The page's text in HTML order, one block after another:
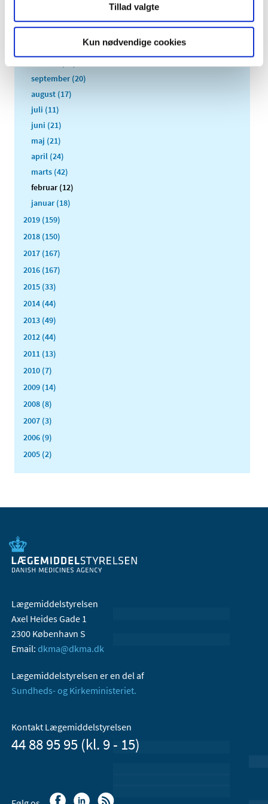
Tillad valgte
Kun nødvendige cookies
december (24)
november (33)
september (20)
august (17)
juli (11)
juni (21)
maj (21)
april (24)
marts (42)
februar (12)
januar (18)
2019 (159)
2018 (150)
2017 (167)
2016 (167)
2015 (33)
2014 (44)
2013 (49)
2012 (44)
2011 (13)
2010 (7)
2009 (14)
2008 (8)
2007 (3)
2006 (9)
2005 (2)
Lægemiddelstyrelsen
Axel Heides Gade 1
2300 København S
Email: dkma@dkma.dk
Lægemiddelstyrelsen er en del af
Sundheds- og Kirkeministeriet.
Kontakt Lægemiddelstyrelsen
44 88 95 95 (kl. 9 - 15)